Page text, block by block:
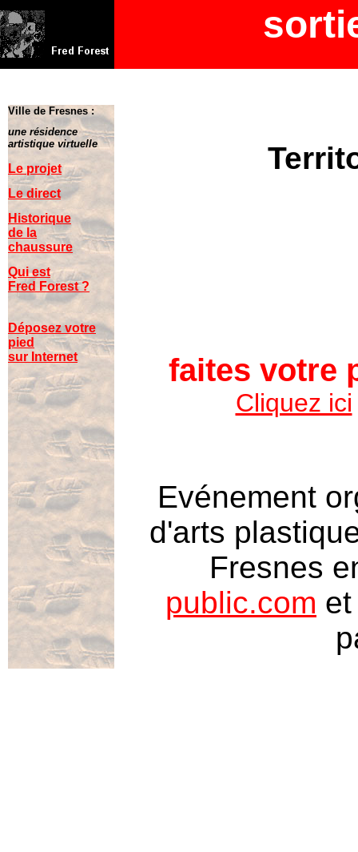
Ville de Fresnes :
une résidence
artistique virtuelle
Le projet
Le direct
Historique
de la
chaussure
Qui est
Fred Forest ?
Déposez votre
pied
sur Internet
faites votre
Cliquez ici
Evénement
d'arts
Fresnes
public.com